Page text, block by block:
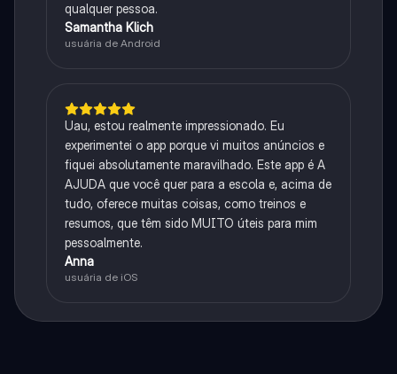
qualquer pessoa.
Samantha Klich
usuária de Android
Uau, estou realmente impressionado. Eu
experimentei o app porque vi muitos anúncios e
fiquei absolutamente maravilhado. Este app é A
AJUDA que você quer para a escola e, acima de
tudo, oferece muitas coisas, como treinos e
resumos, que têm sido MUITO úteis para mim
pessoalmente.
Anna
usuária de iOS